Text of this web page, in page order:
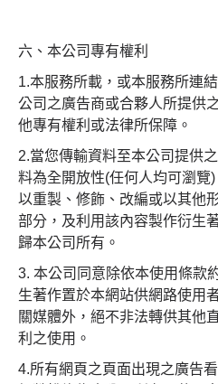
六、本公司專有權利
1.本服務所載，或本服務所連
公司之廣告商或合夥人所提供
他專有權利或法律所保障。
2.當您傳輸資料至本公司提供
料為全開放性(任何人均可瀏覽
以重製、修飾、改編或以其他
部分，及利用該內容製作衍生
歸本公司所有。
3. 本公司同意除依本使用條款
生著作置於本網站供網路使用
關媒體外，絕不非法轉供其他
利之使用。
4.所有網頁之頁面出現之廣告